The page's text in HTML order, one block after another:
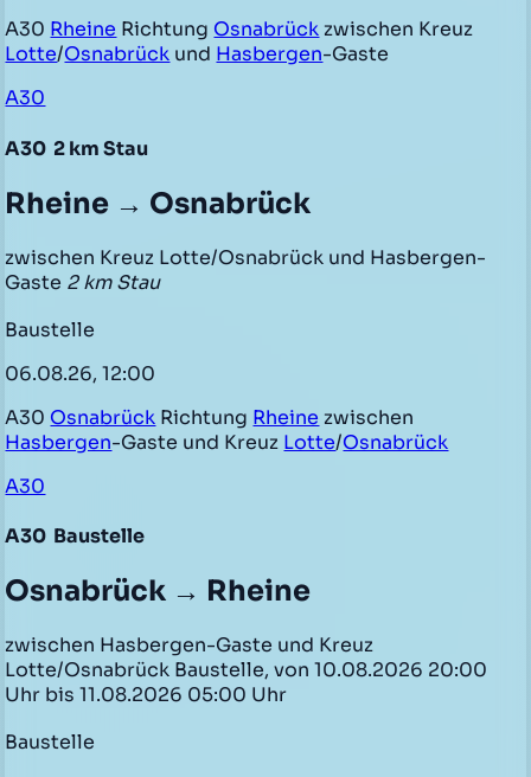
A30 Rheine Richtung Osnabrück zwischen Kreuz
Lotte/Osnabrück und Hasbergen-Gaste
A30
A30 2 km Stau
Rheine → Osnabrück
zwischen Kreuz Lotte/Osnabrück und Hasbergen-
Gaste 2 km Stau
Baustelle
06.08.26, 12:00
A30 Osnabrück Richtung Rheine zwischen
Hasbergen-Gaste und Kreuz Lotte/Osnabrück
A30
A30 Baustelle
Osnabrück → Rheine
zwischen Hasbergen-Gaste und Kreuz
Lotte/Osnabrück Baustelle, von 10.08.2026 20:00
Uhr bis 11.08.2026 05:00 Uhr
Baustelle